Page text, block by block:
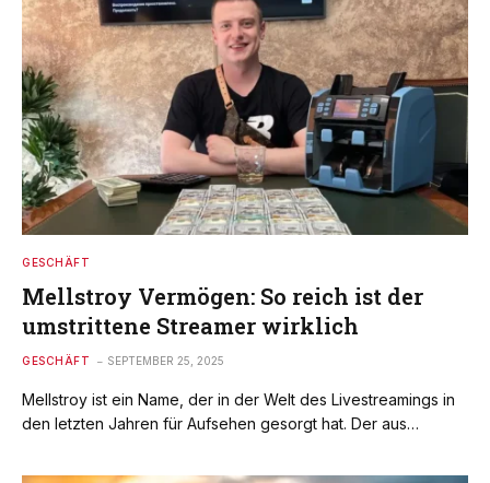
GESCHÄFT
Mellstroy Vermögen: So reich ist der
umstrittene Streamer wirklich
GESCHÄFT SEPTEMBER 25, 2025
Mellstroy ist ein Name, der in der Welt des Livestreamings in
den letzten Jahren für Aufsehen gesorgt hat. Der aus…